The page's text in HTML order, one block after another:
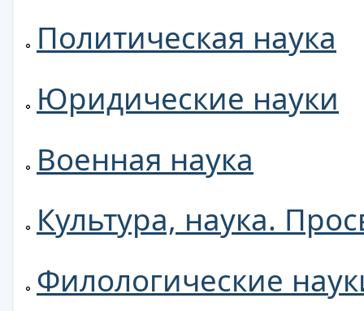
Политическая наука
Юридические науки
Военная наука
Культура, наука.
Филологические